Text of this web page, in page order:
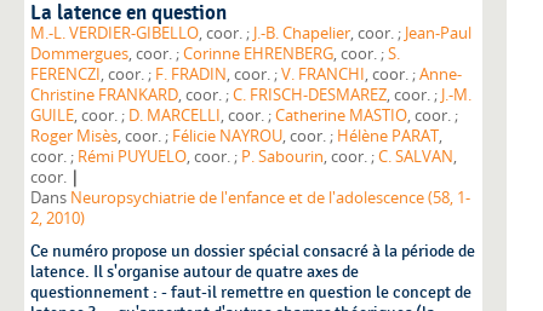
La latence en question
M.-L. VERDIER-GIBELLO , coor. ; J.-B. Chapelier , coor. ; Jean-Paul
Dommergues
, coor. ;Corinne EHRENBERG , coor. ;S.
FERENCZI
, coor. ; F. FRADIN , coor. ;V. FRANCHI , coor. ;Anne-
Christine FRANKARD
, coor. ;C. FRISCH-DESMAREZ , coor. ; J.-M.
GUILE
, coor. ; D. MARCELLI , coor. ;Catherine MASTIO
, coor. ;
Roger Misès
, coor. ; Félicie NAYROU , coor. ; Hélène PARAT,
coor. ; Rémi PUYUELO , coor. ; P. Sabourin , coor. ;C. SALVAN,
coor. |
Dans Neuropsychiatrie de l'enfance et de l'adolescence (58, 1-
2, 2010)
Ce numéro propose un dossier spécial consacré à la période de
latence. Il s'organise autour de quatre axes de
questionnement : - faut-il remettre en question le concept de